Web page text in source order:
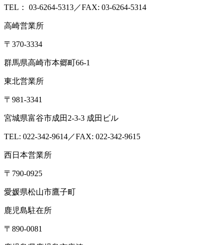
TEL： 03-6264-5313／FAX: 03-6264-5314
高崎営業所
〒370-3334
群馬県高崎市本郷町66-1
東北営業所
〒981-3341
宮城県富谷市成田2-3-3 成田ビル
TEL: 022-342-9614／FAX: 022-342-9615
西日本営業所
〒790-0925
愛媛県松山市鷹子町
鹿児島駐在所
〒890-0081